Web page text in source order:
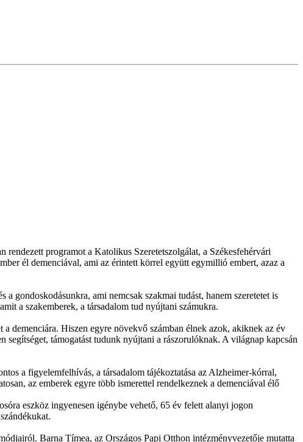
programot a Katolikus Szeretetszolgálat, a Székesfehérvári
él demenciával, ami az érintett körrel együtt egymillió embert, azaz a
gondoskodásunkra, ami nemcsak szakmai tudást, hanem szeretetet is
a szakemberek, a társadalom tud nyújtani számukra.
demenciára. Hiszen egyre növekvő számban élnek azok, akiknek az év
támogatást tudunk nyújtani a rászorulóknak. A világnap kapcsán
a figyelemfelhívás, a társadalom tájékoztatása az Alzheimer-kórral,
az emberek egyre több ismerettel rendelkeznek a demenciával élő
eszköz ingyenesen igénybe vehető, 65 év felett alanyi jogon
Barna Tímea, az Országos Papi Otthon intézményvezetője mutatta